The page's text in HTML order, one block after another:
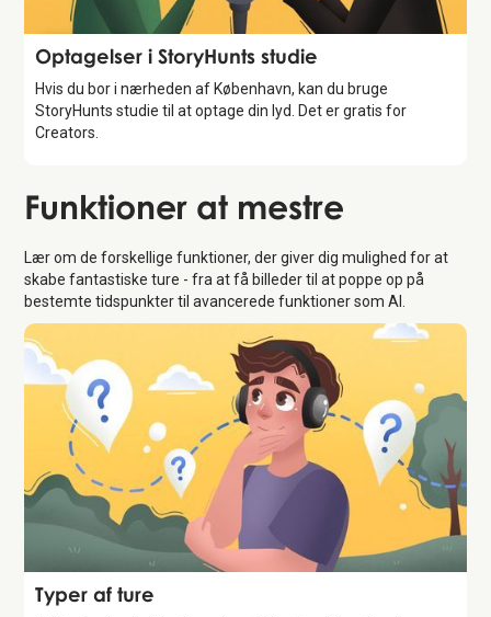
Storytelling
Optagelser i StoryHunts studie
Hvis du bor i nærheden af København, kan du bruge
StoryHunts studie til at optage din lyd. Det er gratis for
Creators.
Funktioner at mestre
Lær om de forskellige funktioner, der giver dig mulighed for at
skabe fantastiske ture - fra at få billeder til at poppe op på
bestemte tidspunkter til avancerede funktioner som AI.
Feature
Typer af ture